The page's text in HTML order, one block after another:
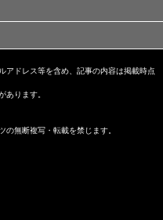
アドレス等を含め、記事の内容は掲載時点
あります。
無断複写・転載を禁じます。